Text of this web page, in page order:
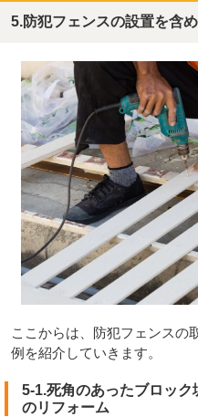
5.防犯フェンスの設置を含
ここからは、防犯フェンスの
例を紹介していきます。
5-1.死角のあったブロッ
のリフォーム